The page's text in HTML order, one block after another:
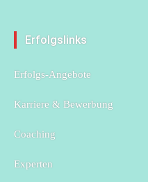
Erfolgslinks
Erfolgs-Angebote
Karriere & Bewerbung
Coaching
Experten